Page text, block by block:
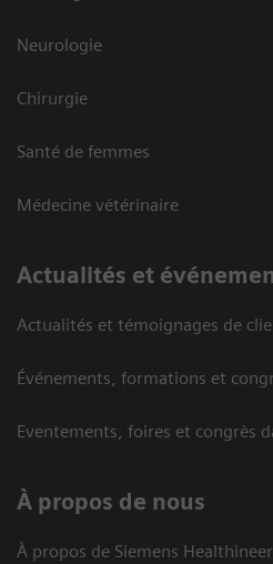
Neurologie
Chirurgie
Santé de femmes
Médecine vétérinaire
Actualités et
Actualités et témoignages de
Événements, formations et
Eventements, foires et congrès
À propos de nous
À propos de Siemens